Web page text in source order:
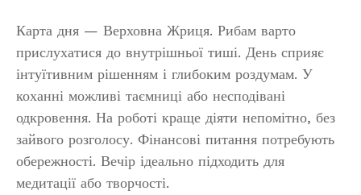
Карта дня — Верховна Жриця. Рибам варто
прислухатися до внутрішньої тиші. День сприяє
інтуїтивним рішенням і глибоким роздумам. У
коханні можливі таємниці або несподівані
одкровення. На роботі краще діяти непомітно, без
зайвого розголосу. Фінансові питання потребують
обережності. Вечір ідеально підходить для
медитації або творчості.